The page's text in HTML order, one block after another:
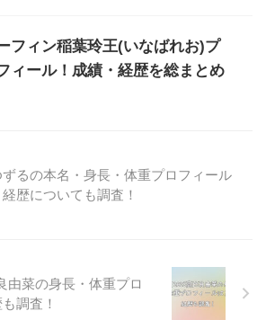
フィン稲葉玲王(いなばれお)プ
ィール！成績・経歴を総まとめ
るの本名・身長・体重プロフィール
歴についても調査！
由菜の身長・体重プロ
調査！